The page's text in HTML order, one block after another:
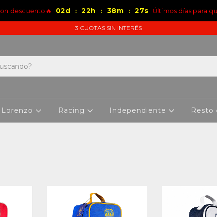
descuento🔥 02d : 22h : 38m : 26s Últimos días para
3 CUOTAS SIN INTERÉS
Lorenzo Racing Independiente Resto